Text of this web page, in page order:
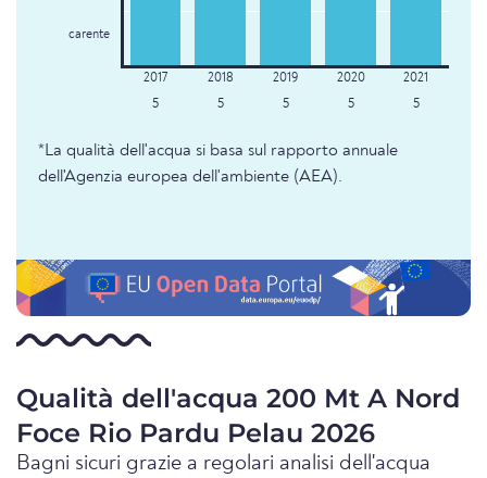
carente
5 5 5 5 5
*La qualità dell'acqua si basa sul rapporto annuale
dell'Agenzia europea dell'ambiente (AEA).
Qualità dell'acqua 200 Mt A Nord
Foce Rio Pardu Pelau 2026
Bagni sicuri grazie a regolari analisi dell'acqua